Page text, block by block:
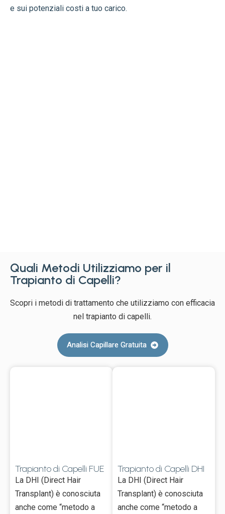
e sui potenziali costi a tuo carico.
Quali Metodi Utilizziamo per il
Trapianto di Capelli?
Scopri i metodi di trattamento che utilizziamo con efficacia
nel trapianto di capelli.
Analisi Capillare Gratuita
Trapianto di Capelli FUE
La DHI (Direct Hair
Transplant) è conosciuta
anche come “metodo a
Trapianto di Capelli DHI
La DHI (Direct Hair
Transplant) è conosciuta
anche come “metodo a